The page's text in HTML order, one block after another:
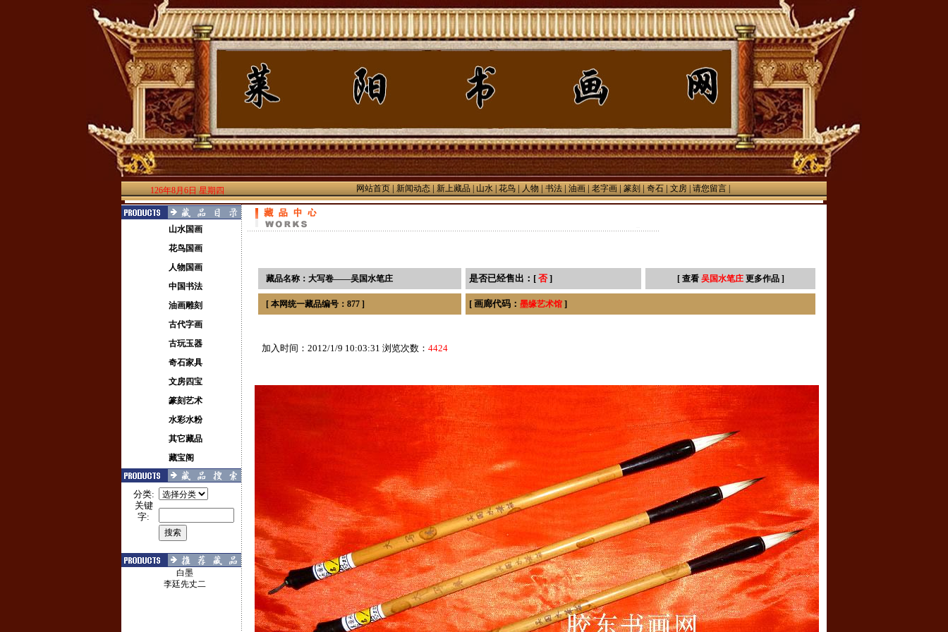
126年8月6日 星期四 网站首页|新闻动态|新上藏品| 山水 |花鸟|人物|书法|油画|老字画|篆刻|奇石|文房 请您留言 |
山水国画
花鸟国画
人物国画
中国书法
油画雕刻
古代字画
古玩玉器
奇石家具
文房四宝
篆刻艺术
水彩水粉
其它藏品
藏宝阁
分类:
关键
字:
白墨
李廷先丈二
藏品名称：大写卷——吴国水笔庄 是否已经售出：[ 否] [ 查看吴国水笔庄更多作品 ]
[ 本网统一藏品编号：877 ] [ 画廊代码： 墨缘艺术馆 ]
加入时间：2012/1/9 10:03:31 浏览次数： 4424